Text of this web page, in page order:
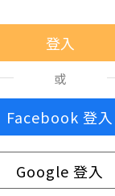
或
Facebook 登入
Google 登入